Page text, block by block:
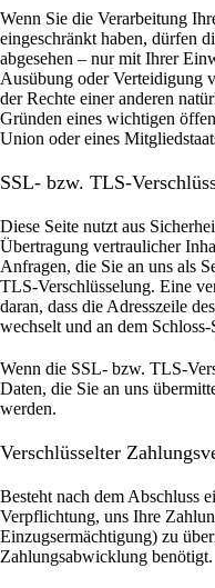
Wenn Sie die Verarbeitung
eingeschränkt haben, dürfen
abgesehen – nur mit Ihrer
Ausübung oder Verteidigung
der Rechte einer anderen
Gründen eines wichtigen
Union oder eines
SSL- bzw. TLS-
Diese Seite nutzt aus
Übertragung vertraulicher
Anfragen, die Sie an uns als
TLS-Verschlüsselung. Eine
daran, dass die Adresszeile
wechselt und an dem
Wenn die SSL- bzw. TLS-
Daten, die Sie an uns
werden.
Verschlüsselter
Besteht nach dem Abschluss
Verpflichtung, uns Ihre
Einzugsermächtigung) zu
Zahlungsabwicklung benötigt.